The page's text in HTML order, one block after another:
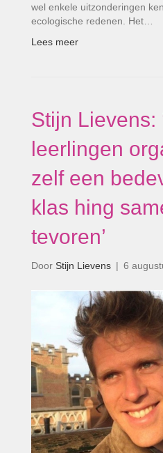
wel enkele uitzonderingen
ecologische redenen. Het…
Lees meer
Stijn Lievens:
leerlingen
zelf een
klas hing
tevoren’
Door Stijn Lievens | 6